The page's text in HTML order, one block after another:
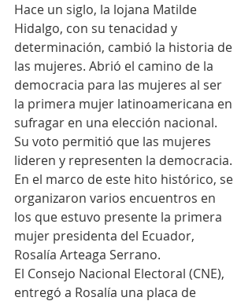
Hace un siglo, la lojana Matilde
Hidalgo, con su tenacidad y
determinación, cambió la historia de
las mujeres. Abrió el camino de la
democracia para las mujeres al ser
la primera mujer latinoamericana en
sufragar en una elección nacional.
Su voto permitió que las mujeres
lideren y representen la democracia.
En el marco de este hito histórico, se
organizaron varios encuentros en
los que estuvo presente la primera
mujer presidenta del Ecuador,
Rosalía Arteaga Serrano.
El Consejo Nacional Electoral (CNE),
entregó a Rosalía una placa de